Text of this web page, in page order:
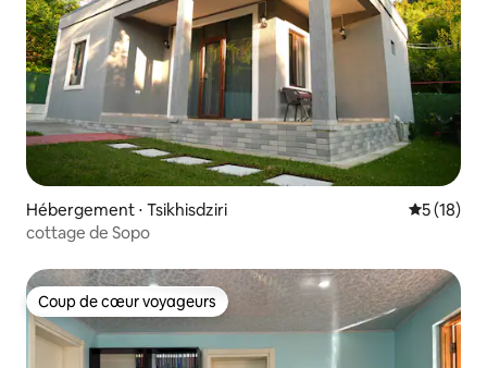
Hébergement ⋅ Tsikhisdziri
5 (18)
cottage de Sopo
Coup de cœur voyageurs
Coup de cœur voyageurs